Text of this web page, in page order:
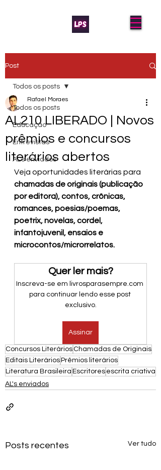
Post
Todos os posts
Educação
Entrevistas
AL's enviados
Todos os posts
AL210 LIBERADO | Novos
prêmios e concursos
literários abertos
Rafael Moraes
Veja oportunidades literárias para
chamadas de originais (publicação
por editora), contos, crônicas,
romances, poesias/poemas,
poetrix, novelas, cordel,
infantojuvenil, ensaios e
microcontos/microrrelatos.
Quer ler mais?
Inscreva-se em livrosparasempre.com
para continuar lendo esse post
exclusivo.
Assinar
Concursos Literários Chamadas de Originais
Editais Literários Prêmios literários
Literatura Brasileira Escritores escrita criativa
AL's enviados
Posts recentes Ver tudo